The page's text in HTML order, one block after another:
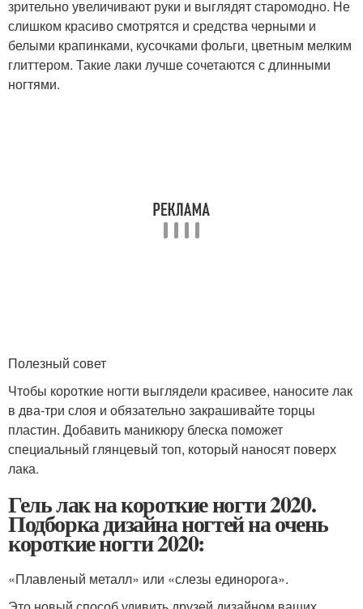
зрительно увеличивают руки и выглядят старомодно. Не
слишком красиво смотрятся и средства черными и
белыми крапинками, кусочками фольги, цветным мелким
глиттером. Такие лаки лучше сочетаются с длинными
ногтями.
Полезный совет
Чтобы короткие ногти выглядели красивее, наносите лак
в два-три слоя и обязательно закрашивайте торцы
пластин. Добавить маникюру блеска поможет
специальный глянцевый топ, который наносят поверх
лака.
Гель лак на короткие ногти 2020.
Подборка дизайна ногтей на очень
короткие ногти 2020:
«Плавленый металл» или «слезы единорога».